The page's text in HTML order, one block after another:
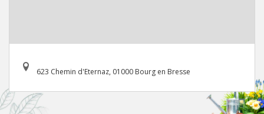
623 Chemin d'Eternaz, 01000 Bourg en Bresse